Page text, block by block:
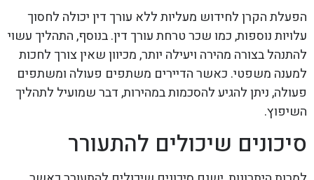
הפעלת הקרן לחידוש מעליות ללא עורך דין יכולה לחסוך
עלויות נוספות, כמו שכר טרחת עורך דין. בנוסף, התהליך עשוי
להתנהל בצורה מהירה ויעילה יותר, מכיוון שאין צורך לחכות
למענה משפטי. כאשר הדיירים משתפים פעולה ומשתפים
פעולה, ניתן להגיע להסכמות במהירות, דבר שמועיל לתהליך
השיפוץ.
סיכונים שיכולים להתעורר